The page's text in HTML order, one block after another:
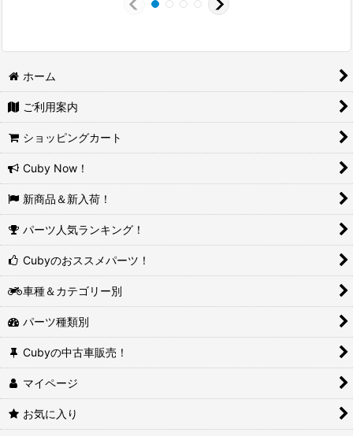
ホーム
ご利用案内
ショッピングカート
Cuby Now！
新商品＆新入荷！
パーツ人気ランキング！
Cubyのおススメパーツ！
車種＆カテゴリー別
パーツ種類別
Cubyの中古車販売！
マイページ
お気に入り